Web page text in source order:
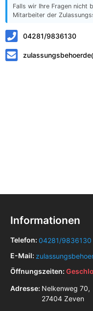
Falls wir Ihre Fragen nicht
Mitarbeiter der
04281/9836130
Informationen
Telefon: 04281/9836130
E-Mail:
Öffnungszeiten:
Adresse: Nelkenweg 70,
27404 Zeven